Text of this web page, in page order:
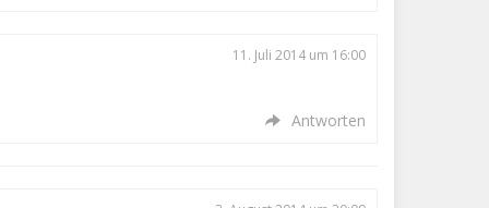
11. Juli 2014 um 16:00
Antworten